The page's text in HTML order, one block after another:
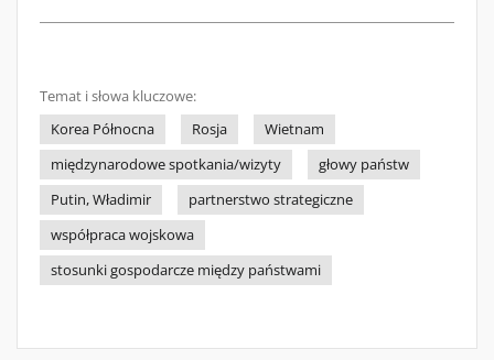
Temat i słowa kluczowe:
Korea Północna
Rosja
Wietnam
międzynarodowe spotkania/wizyty
głowy państw
Putin, Władimir
partnerstwo strategiczne
współpraca wojskowa
stosunki gospodarcze między państwami